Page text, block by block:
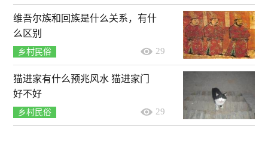
维吾尔族和回族是什么关系，有什
么区别
乡村民俗 29
猫进家有什么预兆风水 猫进家门
好不好
乡村民俗 29